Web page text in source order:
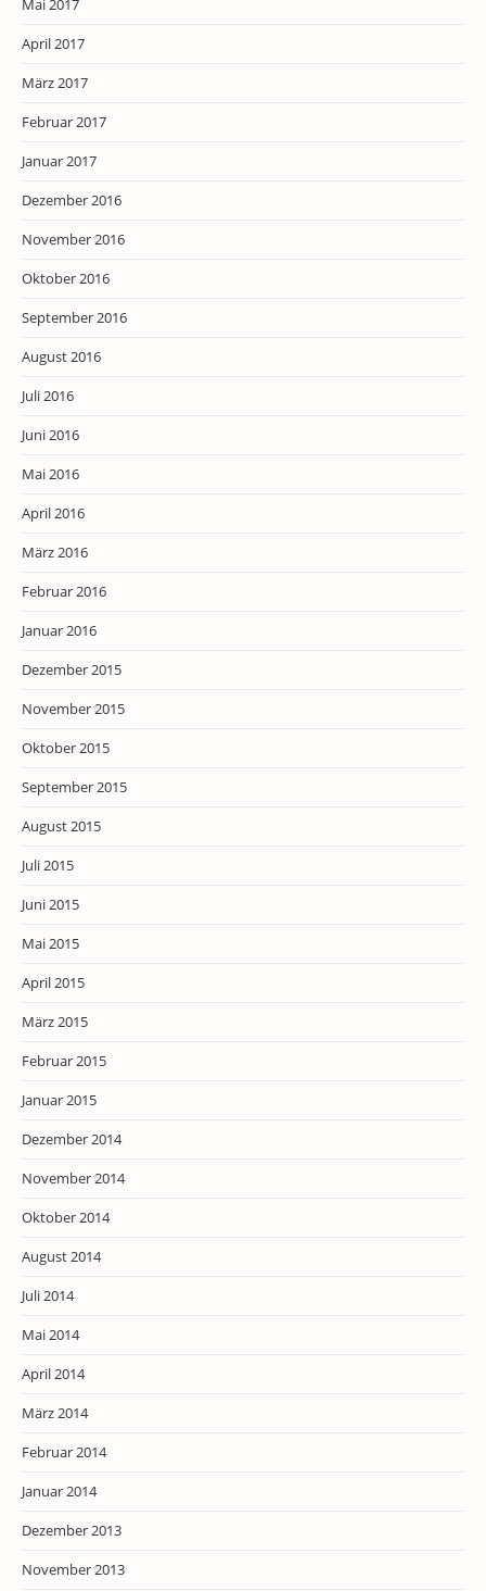
Mai 2017
April 2017
März 2017
Februar 2017
Januar 2017
Dezember 2016
November 2016
Oktober 2016
September 2016
August 2016
Juli 2016
Juni 2016
Mai 2016
April 2016
März 2016
Februar 2016
Januar 2016
Dezember 2015
November 2015
Oktober 2015
September 2015
August 2015
Juli 2015
Juni 2015
Mai 2015
April 2015
März 2015
Februar 2015
Januar 2015
Dezember 2014
November 2014
Oktober 2014
August 2014
Juli 2014
Mai 2014
April 2014
März 2014
Februar 2014
Januar 2014
Dezember 2013
November 2013